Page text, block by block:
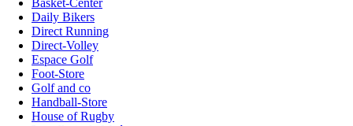
Daily Bikers
Direct Running
Direct-Volley
Espace Golf
Foot-Store
Golf and co
Handball-Store
House of Rugby